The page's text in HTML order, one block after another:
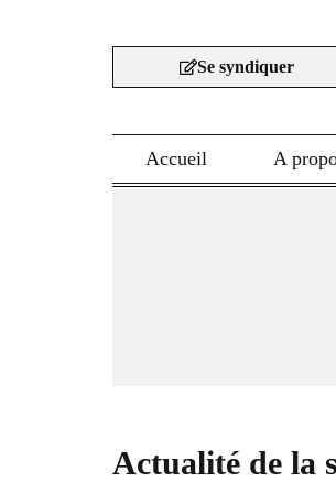
Se syndiquer
Accueil A
Actualité de la